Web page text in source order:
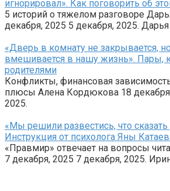
игнорировал». Как поговорить об
5 историй о тяжелом разговоре
декабря, 2025 5 декабря, 2025. Дарья
«Дверь в комнату не закрывается,
вмешивается в нашу жизнь». Пары,
родителями
Конфликты, финансовая
плюсы Алена Кордюкова 18
2025.
«Мы решили развестись, что сказать
Инструкция от психолога Яны
«Правмир» отвечает на вопросы
7 декабря, 2025 7 декабря, 2025.